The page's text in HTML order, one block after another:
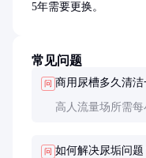
5年需要更换。
常见问题
问 商用尿槽多久清洁
高人流量场所需
问 如何解决尿垢问题